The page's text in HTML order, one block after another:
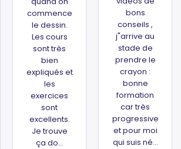
commence
le dessin.
Les cours
sont très
bien
expliqués et
les
exercices
sont
excellents.
Je trouve
ça do...
bons
conseils ,
j"arrive au
stade de
prendre le
crayon :
bonne
formation
car très
progressive
et pour moi
qui suis né...